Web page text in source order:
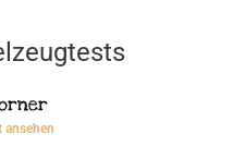
ansehen